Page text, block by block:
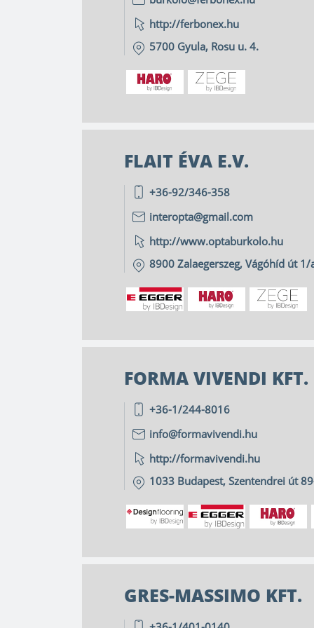
http://ferbonex.hu
5700 Gyula, Rosu u. 4.
FLAIT ÉVA E.V.
+36-92/346-358
interopta@gmail.com
http://www.optaburkolo.hu
8900 Zalaegerszeg, Vágóhíd út 1/
FORMA VIVENDI KFT.
+36-1/244-8016
info@formavivendi.hu
http://formavivendi.hu
1033 Budapest, Szentendrei út
GRES-MASSIMO KFT.